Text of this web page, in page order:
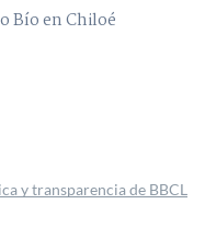
Bío en Chiloé
y transparencia de BBCL